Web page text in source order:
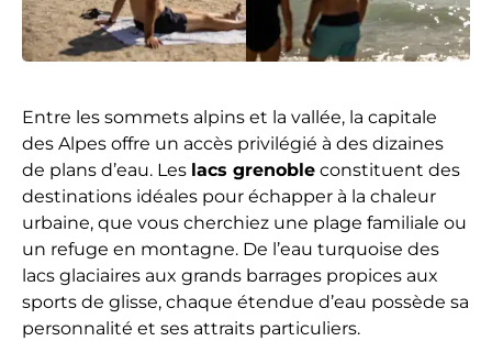
Entre les sommets alpins et la vallée, la capitale
des Alpes offre un accès privilégié à des dizaines
de plans d’eau. Les lacs grenoble constituent des
destinations idéales pour échapper à la chaleur
urbaine, que vous cherchiez une plage familiale ou
un refuge en montagne. De l’eau turquoise des
lacs glaciaires aux grands barrages propices aux
sports de glisse, chaque étendue d’eau possède sa
personnalité et ses attraits particuliers.